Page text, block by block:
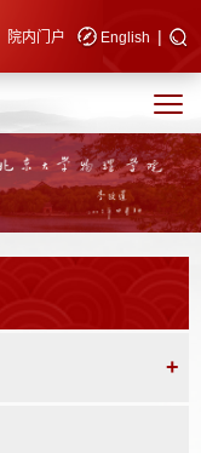
院内门户 English |
+